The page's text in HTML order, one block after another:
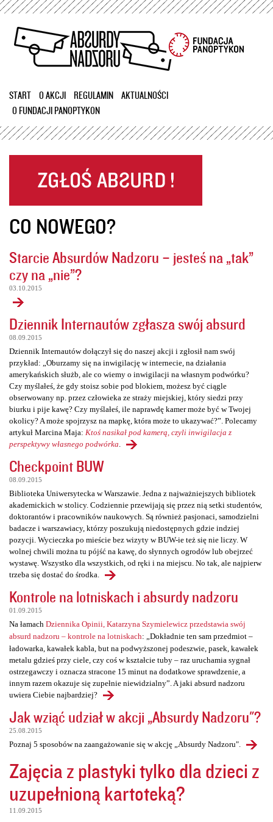
Przejdź
treści
START O AKCJI REGULAMIN
AKTUALNOŚCI
O FUNDACJI PANOPTYKON
CO NOWEGO?
Starcie Absurdów Nadzoru – jesteś na „tak”
czy na „nie”?
03.10.2015
Dziennik Internautów zgłasza swój absurd
08.09.2015
Dziennik Internautów dołączył się do naszej akcji i zgłosił nam swój
przykład: „Oburzamy się na inwigilację w internecie, na działania
amerykańskich służb, ale co wiemy o inwigilacji na własnym podwórku?
Czy myślałeś, że gdy stoisz sobie pod blokiem, możesz być ciągle
obserwowany np. przez człowieka ze straży miejskiej, który siedzi przy
biurku i pije kawę? Czy myślałeś, ile naprawdę kamer może być w Twojej
okolicy? A może spojrzysz na mapkę, która może to ukazywać?”. Polecamy
artykuł Marcina Maja: Ktoś nasikał pod kamerą, czyli inwigilacja z
perspektywy własnego podwórka
Checkpoint BUW
08.09.2015
Biblioteka Uniwersytecka w Warszawie. Jedna z najważniejszych bibliotek
akademickich w stolicy. Codziennie przewijają się przez nią setki studentów,
doktorantów i pracowników naukowych. Są również pasjonaci, samodzielni
badacze i warszawiacy, którzy poszukują niedostępnych gdzie indziej
pozycji. Wycieczka po mieście bez wizyty w BUW-ie też się nie liczy. W
wolnej chwili można tu pójść na kawę, do słynnych ogrodów lub obejrzeć
wystawę. Wszystko dla wszystkich, od ręki i na miejscu. No tak, ale najpierw
trzeba się dostać do środka.
Kontrole na lotniskach i absurdy nadzoru
01.09.2015
Na łamach Dziennika Opinii, Katarzyna Szymielewicz przedstawia swój
absurd nadzoru – kontrole na lotniskach: „Dokładnie ten sam przedmiot –
ładowarka, kawałek kabla, but na podwyższonej podeszwie, pasek, kawałek
metalu gdzieś przy ciele, czy coś w kształcie tuby – raz uruchamia sygnał
ostrzegawczy i oznacza stracone 15 minut na dodatkowe sprawdzenie, a
innym razem okazuje się zupełnie niewidzialny”. A jaki absurd nadzoru
uwiera Ciebie najbardziej?
Jak wziąć udział w akcji „Absurdy Nadzoru"?
25.08.2015
Poznaj 5 sposobów na zaangażowanie się w akcję „Absurdy Nadzoru".
Zajęcia z plastyki tylko dla dzieci z
uzupełnioną kartoteką?
11.09.2015